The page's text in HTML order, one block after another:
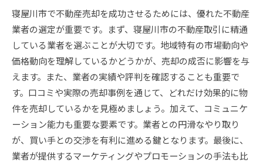
寝屋川市で不動産売却を成功させるためには、優れた不動産
業者の選定が重要です。まず、寝屋川市の不動産取引に精通
している業者を選ぶことが大切です。地域特有の市場動向や
価格動向を理解しているかどうかが、売却の成否に影響を与
えます。また、業者の実績や評判を確認することも重要で
す。口コミや実際の売却事例を通じて、どれだけ効果的に物
件を売却しているかを見極めましょう。加えて、コミュニケ
ーション能力も重要な要素です。業者との円滑なやり取り
が、買い手との交渉を有利に進める鍵となります。最後に、
業者が提供するマーケティングやプロモーションの手法も比